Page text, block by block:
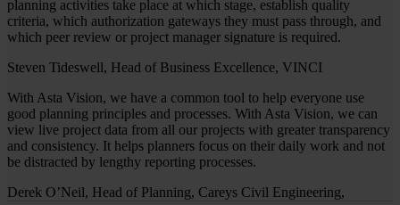
planning activities take place at which stage, establish quality
criteria, which authorization gateways they must pass through, and
which peer review or project manager signature is required.
Steven Tideswell, Head of Business Excellence, VINCI
With Asta Vision, we have a common tool to help everyone use
good planning principles and processes. With Asta Vision, we can
view live project data from all our projects with greater transparency
and consistency. It helps planners focus on their daily work and not
be distracted by lengthy reporting processes.
Derek O’Neil, Head of Planning, Careys Civil Engineering,